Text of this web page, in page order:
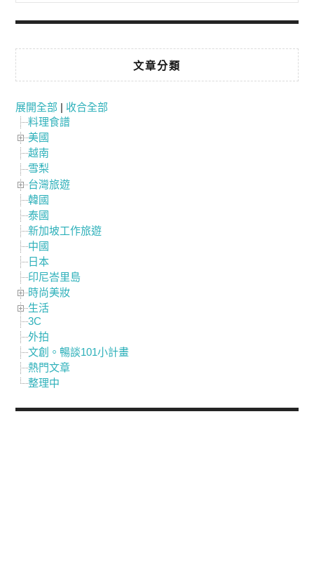
文章分類
展開全部 | 收合全部
料理食譜
美國
越南
雪梨
台灣旅遊
韓國
泰國
新加坡工作旅遊
中國
日本
印尼峇里島
時尚美妝
生活
3C
外拍
文創。暢談101小計畫
熱門文章
整理中